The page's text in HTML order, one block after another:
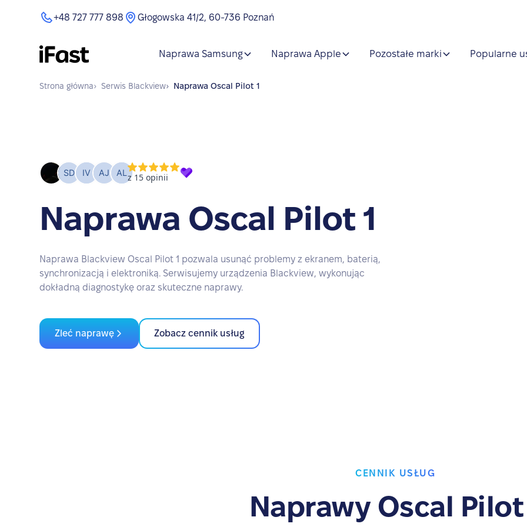
+48 727 777 898 Głogowska 41/2, 60-736 Poznań
Naprawa Samsung Naprawa Apple Pozostałe marki Popularne
Strona główna› Serwis Blackview› Naprawa Oscal Pilot 1
Naprawa Oscal Pilot 1
Naprawa Blackview Oscal Pilot 1 pozwala usunąć problemy z ekranem, baterią,
synchronizacją i elektroniką. Serwisujemy urządzenia Blackview, wykonując
dokładną diagnostykę oraz skuteczne naprawy.
Zleć naprawę Zobacz cennik usług
CENNIK USŁUG
Naprawy Oscal Pilot